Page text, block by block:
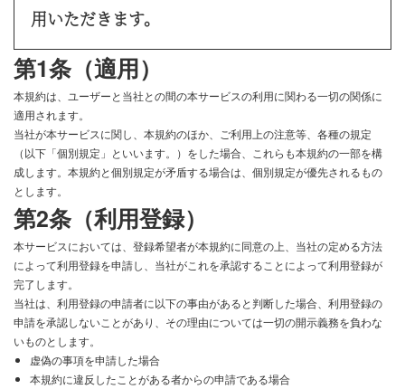
用いただきます。
第1条（適用）
本規約は、ユーザーと当社との間の本サービスの利用に関わる一切の関係に
適用されます。
当社が本サービスに関し、本規約のほか、ご利用上の注意等、各種の規定
（以下「個別規定」といいます。）をした場合、これらも本規約の一部を構
成します。本規約と個別規定が矛盾する場合は、個別規定が優先されるもの
とします。
第2条（利用登録）
本サービスにおいては、登録希望者が本規約に同意の上、当社の定める方法
によって利用登録を申請し、当社がこれを承認することによって利用登録が
完了します。
当社は、利用登録の申請者に以下の事由があると判断した場合、利用登録の
申請を承認しないことがあり、その理由については一切の開示義務を負わな
いものとします。
虚偽の事項を申請した場合
本規約に違反したことがある者からの申請である場合